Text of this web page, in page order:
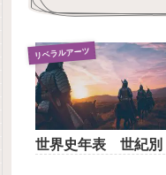
リベラルアーツ
世界史年表 世紀別